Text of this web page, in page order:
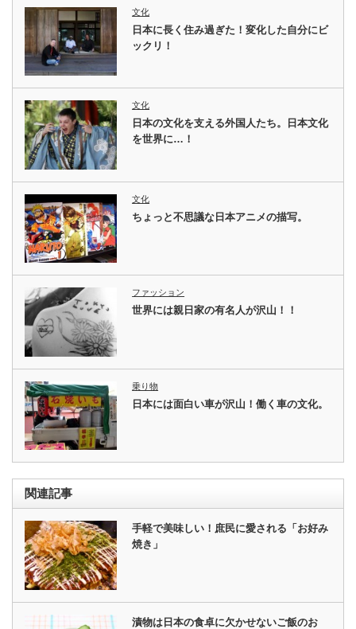
文化
日本に長く住み過ぎた！変化した自分にビ
ックリ！
文化
日本の文化を支える外国人たち。日本文化
を世界に…！
文化
ちょっと不思議な日本アニメの描写。
ファッション
世界には親日家の有名人が沢山！！
乗り物
日本には面白い車が沢山！働く車の文化。
関連記事
手軽で美味しい！庶民に愛される「お好み
焼き」
漬物は日本の食卓に欠かせないご飯のお